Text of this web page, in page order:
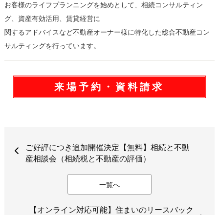
お客様のライフプランニングを始めとして、相続コンサルティン
グ、資産有効活用、賃貸経営に
関するアドバイスなど不動産オーナー様に特化した総合不動産コン
サルティングを行っています。
来場予約・資料請求
ご好評につき追加開催決定【無料】相続と不動
産相談会（相続税と不動産の評価）
一覧へ
【オンライン対応可能】住まいのリースバック